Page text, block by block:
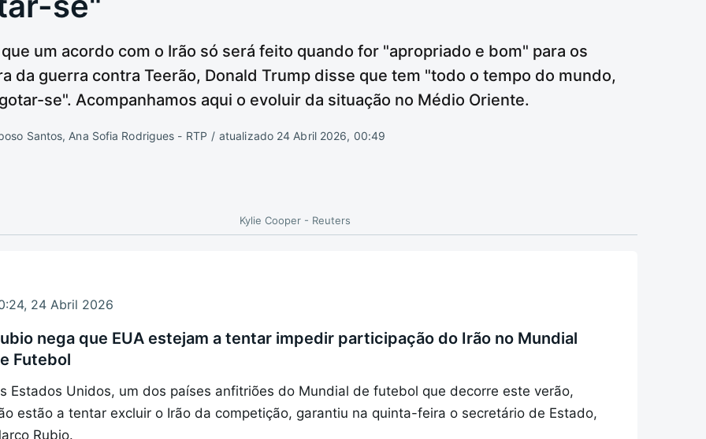
um acordo com o Irão só será feito quando for "apropriado e bom" para os
da guerra contra Teerão, Donald Trump disse que tem "todo o tempo do mundo,
se". Acompanhamos aqui o evoluir da situação no Médio Oriente.
Santos, Ana Sofia Rodrigues - RTP / atualizado 24 Abril 2026, 00:49
Kylie Cooper - Reuters
24 Abril 2026
nega que EUA estejam a tentar impedir participação do Irão no Mundial
Futebol
Estados Unidos, um dos países anfitriões do Mundial de futebol que decorre este verão,
estão a tentar excluir o Irão da competição, garantiu na quinta-feira o secretário de Estado,
Rubio.